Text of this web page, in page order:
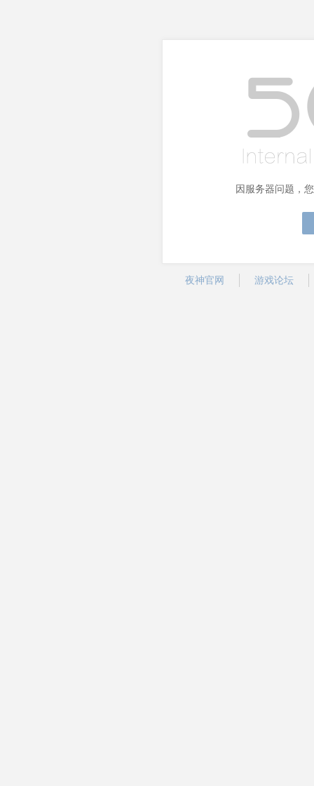
因服务器问题，
夜神官网 游戏论坛